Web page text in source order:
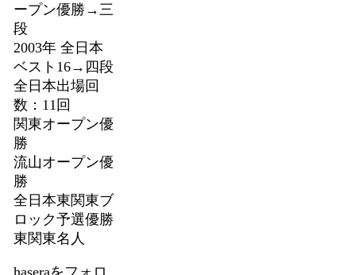
ープン優勝→三
段
2003年 全日本
ベスト16→四段
全日本出場回
数：11回
関東オープン優
勝
流山オープン優
勝
全日本東関東ブ
ロック予選優勝
東関東名人
haseraをフォロ